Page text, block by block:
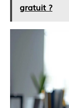
gratuit ?